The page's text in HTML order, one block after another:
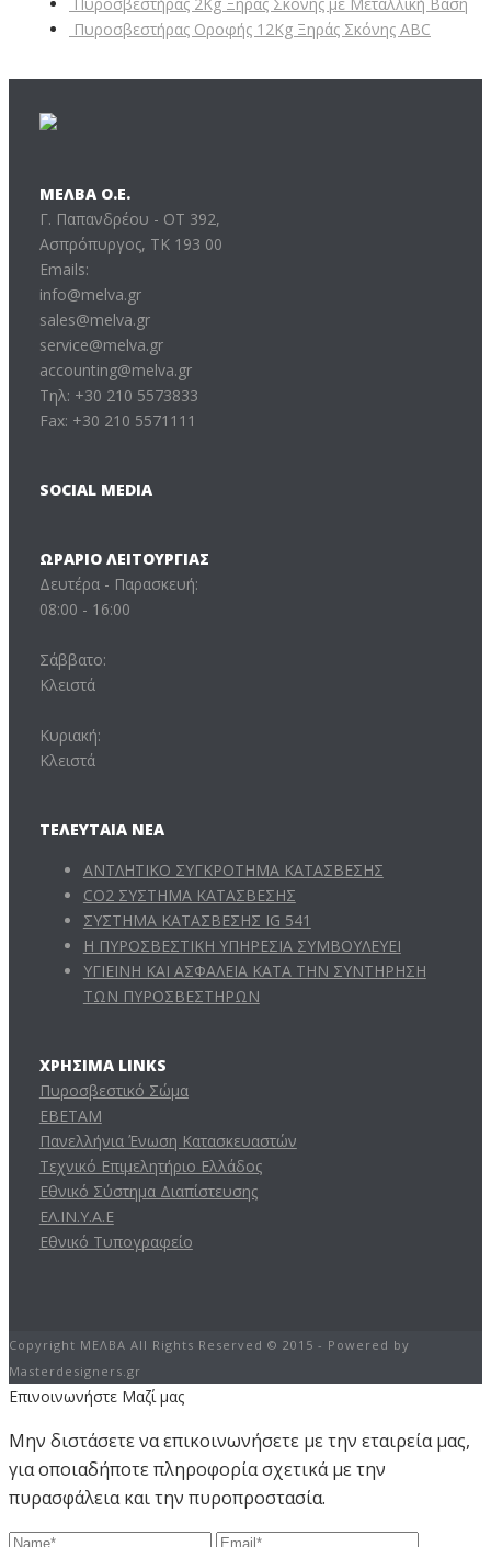
Πυροσβεστήρας Οροφής 12Kg Ξηράς Σκόνης ABC
ΜΕΛΒΑ Ο.Ε.
Γ. Παπανδρέου - ΟΤ 392,
Ασπρόπυργος, ΤΚ 193 00
Emails:
info@melva.gr
sales@melva.gr
service@melva.gr
accounting@melva.gr
Τηλ: +30 210 5573833
Fax: +30 210 5571111
SOCIAL MEDIA
ΩΡΆΡΙΟ ΛΕΙΤΟΥΡΓΊΑΣ
Δευτέρα - Παρασκευή:
08:00 - 16:00
Σάββατο:
Κλειστά
Κυριακή:
Κλειστά
ΤΕΛΕΥΤΑΊΑ ΝΈΑ
ΑΝΤΛΗΤΙΚΟ ΣΥΓΚΡΟΤΗΜΑ ΚΑΤΑΣΒΕΣΗΣ
CO2 ΣΥΣΤΗΜΑ ΚΑΤΑΣΒΕΣΗΣ
ΣΥΣΤΗΜΑ ΚΑΤΑΣΒΕΣΗΣ IG 541
Η ΠΥΡΟΣΒΕΣΤΙΚΗ ΥΠΗΡΕΣΙΑ ΣΥΜΒΟΥΛΕΥΕΙ
ΥΓΙΕΙΝΗ ΚΑΙ ΑΣΦΑΛΕΙΑ ΚΑΤΑ ΤΗΝ ΣΥΝΤΗΡΗΣΗ
ΤΩΝ ΠΥΡΟΣΒΕΣΤΗΡΩΝ
ΧΡΉΣΙΜΑ LINKS
Πυροσβεστικό Σώμα
ΕΒΕΤΑΜ
Πανελλήνια Ένωση Κατασκευαστών
Τεχνικό Επιμελητήριο Ελλάδος
Εθνικό Σύστημα Διαπίστευσης
ΕΛ.ΙΝ.Υ.Α.Ε
Εθνικό Τυπογραφείο
Copyright ΜΕΛΒΑ All Rights Reserved © 2015 - Powered by
Masterdesigners.gr
Επινοινωνήστε Μαζί μας
Μην διστάσετε να επικοινωνήσετε με την εταιρεία μας,
για οποιαδήποτε πληροφορία σχετικά με την
πυρασφάλεια και την πυροπροστασία.